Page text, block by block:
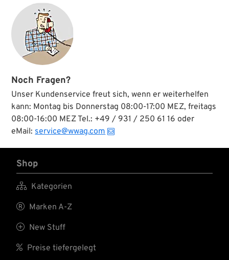
Noch Fragen?
Unser Kundenservice freut sich, wenn er weiterhelfen
kann: Montag bis Donnerstag 08:00-17:00 MEZ, freitags
08:00-16:00 MEZ Tel.: +49 / 931 / 250 61 16 oder
eMail:service@wwag.com
Shop
 Kategorien
 Marken A-Z
 New Stuff
 Preise tiefergelegt